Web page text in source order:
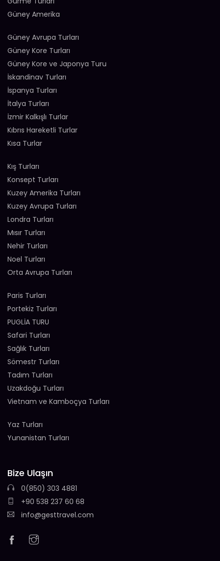
Güney Amerika
Güney Avrupa Turları
Güney Kore Turları
Güney Kore ve Japonya Turu
İskandinav Turları
İspanya Turları
İtalya Turları
İzmir Kalkışlı Turlar
Kıbrıs Hareketli Turlar
Kısa Turlar
Kış Turları
Konsept Turları
Kuzey Amerika Turları
Kuzey Avrupa Turları
Londra Turları
Mısır Turları
Nehir Turları
Noel Turları
Orta Avrupa Turları
Paris Turları
Portekiz Turları
PUGLİA TURU
Safari Turları
Sağlık Turları
Sömestr Turları
Tadım Turları
Uzakdoğu Turları
Vietnam ve Kamboçya Turları
Yaz Turları
Yunanistan Turları
Bize Ulaşın
0(850) 303 4881
+90 538 237 60 68
info@gesttravel.com